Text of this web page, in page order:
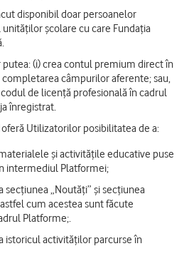
disponibil doar persoanelor
școlare cu care Fundația
(i) crea contul premium direct în
câmpurilor aferente; sau,
de licență profesională în cadrul
înregistrat.
Utilizatorilor posibilitatea de a:
și activitățile educative puse
intermediul Platformei;
secțiunea „Noutăți” și secțiunea
cum acestea sunt făcute
Platforme;.
istoricul activităților parcurse în